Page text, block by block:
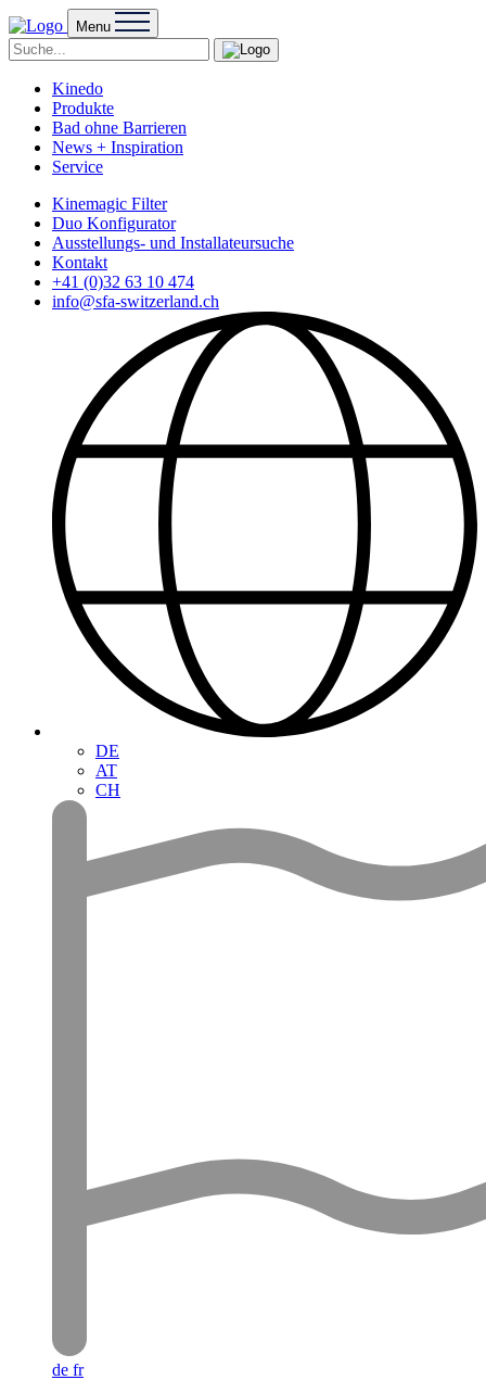
Menu
Kinedo
Produkte
Bad ohne Barrieren
News + Inspiration
Service
Kinemagic Filter
Duo Konfigurator
Ausstellungs- und Installateursuche
Kontakt
+41 (0)32 63 10 474
info@sfa-switzerland.ch
DE
AT
CH
de fr